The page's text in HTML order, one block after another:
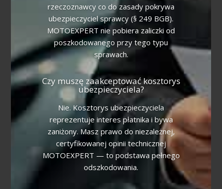
rzeczoznawcy co do zasady pokrywa
ubezpieczyciel sprawcy (§ 249 BGB).
MOTOEXPERT nie pobiera zaliczki od
poszkodowanego przy tego typu
sprawach.
Czy muszę zaakceptować kosztorys
ubezpieczyciela?
Nie. Kosztorys ubezpieczyciela
reprezentuje interes płatnika i bywa
zaniżony. Masz prawo do niezależnej,
certyfikowanej opinii technicznej
MOTOEXPERT — to podstawa pełnego
odszkodowania.